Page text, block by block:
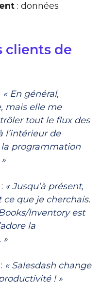
: données
clients de
« En général,
mais elle me
tout le flux des
l’intérieur de
la programmation
: « Jusqu’à présent,
ce que je cherchais.
Inventory est
la
»
: « Salesdash change
! »